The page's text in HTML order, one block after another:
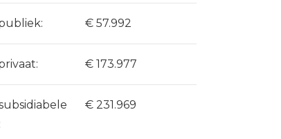
€ 57.992
€ 173.977
€ 231.969